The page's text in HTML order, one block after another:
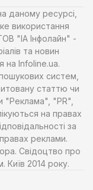
даному ресурсі,
використання
"ІА Інфолайн" -
та новин
на Infoline.ua.
систем,
статтю чи
"Реклама", "PR",
на правах
за
реклами.
Свідоцтво про
Київ 2014 року.